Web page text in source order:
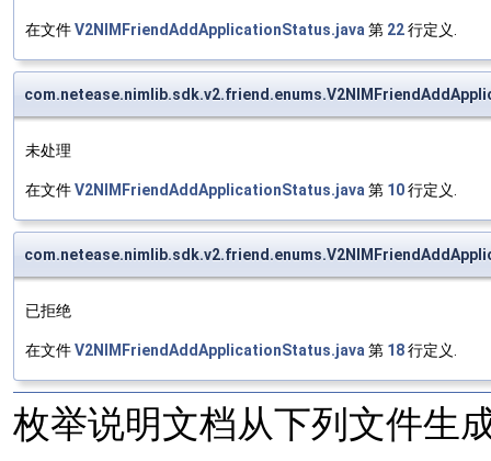
在文件V2NIMFriendAddApplicationStatus.java 第 22行定义.
未处理
在文件V2NIMFriendAddApplicationStatus.java 第 10行定义.
已拒绝
在文件V2NIMFriendAddApplicationStatus.java 第 18行定义.
枚举说明文档从下列文件生